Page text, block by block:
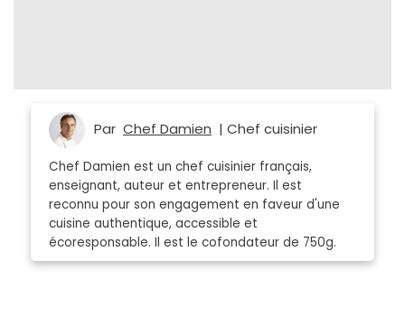
Par Chef Damien | Chef cuisinier
Chef Damien est un chef cuisinier français,
enseignant, auteur et entrepreneur. Il est
reconnu pour son engagement en faveur d'une
cuisine authentique, accessible et
écoresponsable. Il est le cofondateur de 750g.